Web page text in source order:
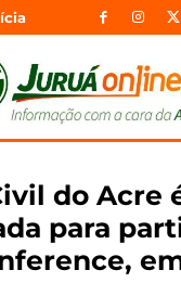
do Acre
para